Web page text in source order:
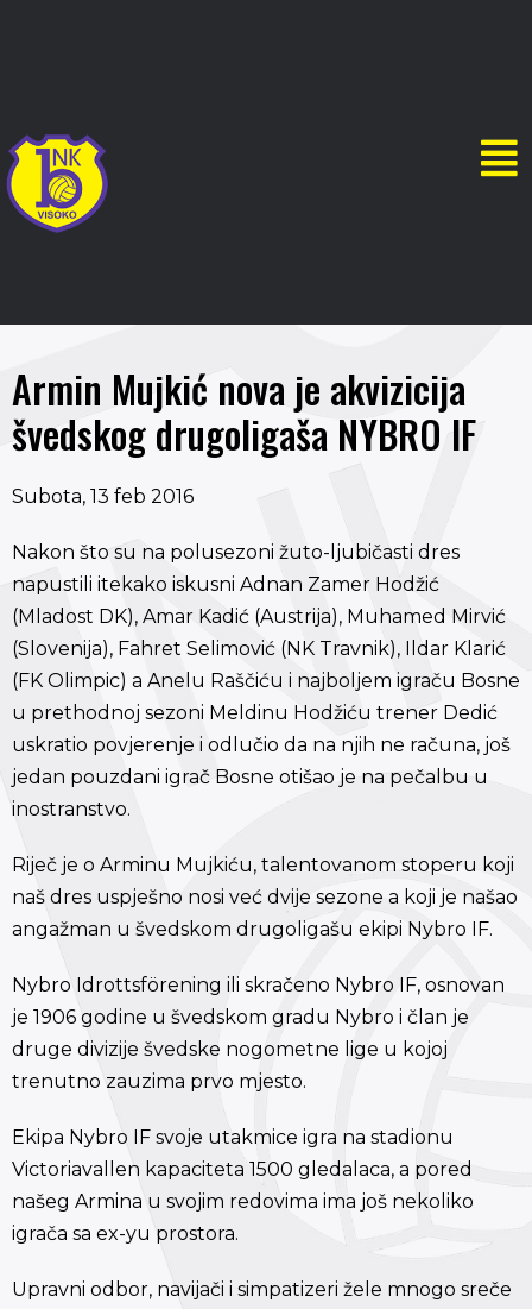
Armin Mujkić nova je akvizicija
švedskog drugoligaša NYBRO IF
Subota, 13 feb 2016
Nakon što su na polusezoni žuto-ljubičasti dres
napustili itekako iskusni Adnan Zamer Hodžić
(Mladost DK), Amar Kadić (Austrija), Muhamed Mirvić
(Slovenija), Fahret Selimović (NK Travnik), Ildar Klarić
(FK Olimpic) a Anelu Raščiću i najboljem igraču Bosne
u prethodnoj sezoni Meldinu Hodžiću trener Dedić
uskratio povjerenje i odlučio da na njih ne računa, još
jedan pouzdani igrač Bosne otišao je na pečalbu u
inostranstvo.
Riječ je o Arminu Mujkiću, talentovanom stoperu koji
naš dres uspješno nosi već dvije sezone a koji je našao
angažman u švedskom drugoligašu ekipi Nybro IF.
Nybro Idrottsförening ili skračeno Nybro IF, osnovan
je 1906 godine u švedskom gradu Nybro i član je
druge divizije švedske nogometne lige u kojoj
trenutno zauzima prvo mjesto.
Ekipa Nybro IF svoje utakmice igra na stadionu
Victoriavallen kapaciteta 1500 gledalaca, a pored
našeg Armina u svojim redovima ima još nekoliko
igrača sa ex-yu prostora.
Upravni odbor, navijači i simpatizeri žele mnogo sreče